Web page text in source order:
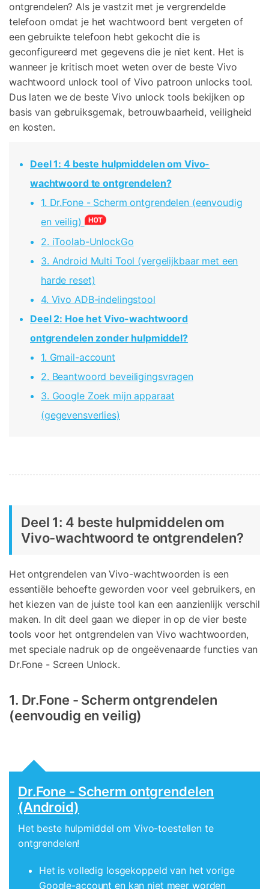
Ontdek
Overzicht
Video
Foto
Ontdek
Overzicht
Corrupte video restauratie.
Bekijk alle producten
Overzicht
Repair It
Geen Cyberbullying
Scherm ontgrendelen
iPhone ontgrendelen Android ontgrendelen
Gegevensherstel
iPhone gegevensherstel Android gegevensherstel
WhatsApp Overdracht
WhatsApp overbrengen/back-up maken
Systeemreparatie
iPhone systeemherstel Android systeemherstel
Gegevens wissen
iPhone gegevens wissen Android gegevens wissen
Overdracht van telefoon naar telefoon
Bekijk De Volledige Toolkit
Andere
ontgrendelen? Als je vastzit met je vergrendelde
telefoon omdat je het wachtwoord bent vergeten of
een gebruikte telefoon hebt gekocht die is
geconfigureerd met gegevens die je niet kent. Het is
wanneer je kritisch moet weten over de beste Vivo
wachtwoord unlock tool of Vivo patroon unlocks tool.
Dus laten we de beste Vivo unlock tools bekijken op
basis van gebruiksgemak, betrouwbaarheid, veiligheid
en kosten.
Deel 1: 4 beste hulpmiddelen om Vivo-
wachtwoord te ontgrendelen?
1. Dr.Fone - Scherm ontgrendelen (eenvoudig
en veilig)
2. iToolab-UnlockGo
3. Android Multi Tool (vergelijkbaar met een
harde reset)
4. Vivo ADB-indelingstool
Deel 2: Hoe het Vivo-wachtwoord
ontgrendelen zonder hulpmiddel?
1. Gmail-account
2. Beantwoord beveiligingsvragen
3. Google Zoek mijn apparaat
(gegevensverlies)
Deel 1: 4 beste hulpmiddelen om
Vivo-wachtwoord te ontgrendelen?
Het ontgrendelen van Vivo-wachtwoorden is een
essentiële behoefte geworden voor veel gebruikers, en
het kiezen van de juiste tool kan een aanzienlijk verschil
maken. In dit deel gaan we dieper in op de vier beste
tools voor het ontgrendelen van Vivo wachtwoorden,
met speciale nadruk op de ongeëvenaarde functies van
Dr.Fone - Screen Unlock.
1. Dr.Fone - Scherm ontgrendelen
(eenvoudig en veilig)
Dr.Fone - Scherm ontgrendelen
(Android)
Het beste hulpmiddel om Vivo-toestellen te
ontgrendelen!
Het is volledig losgekoppeld van het vorige
Google-account en kan niet meer worden